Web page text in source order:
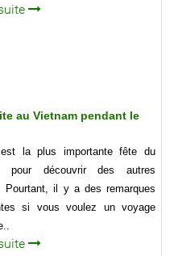
au Vietnam pendant le
la plus importante fête du
pour découvrir des autres
Pourtant, il y a des remarques
si vous voulez un voyage